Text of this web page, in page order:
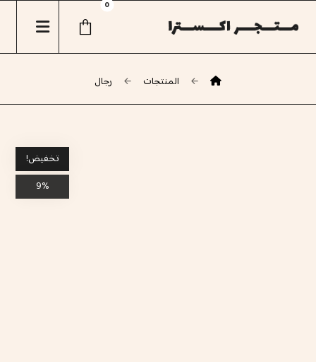
المنتجات رجال
تخفيض!
9%